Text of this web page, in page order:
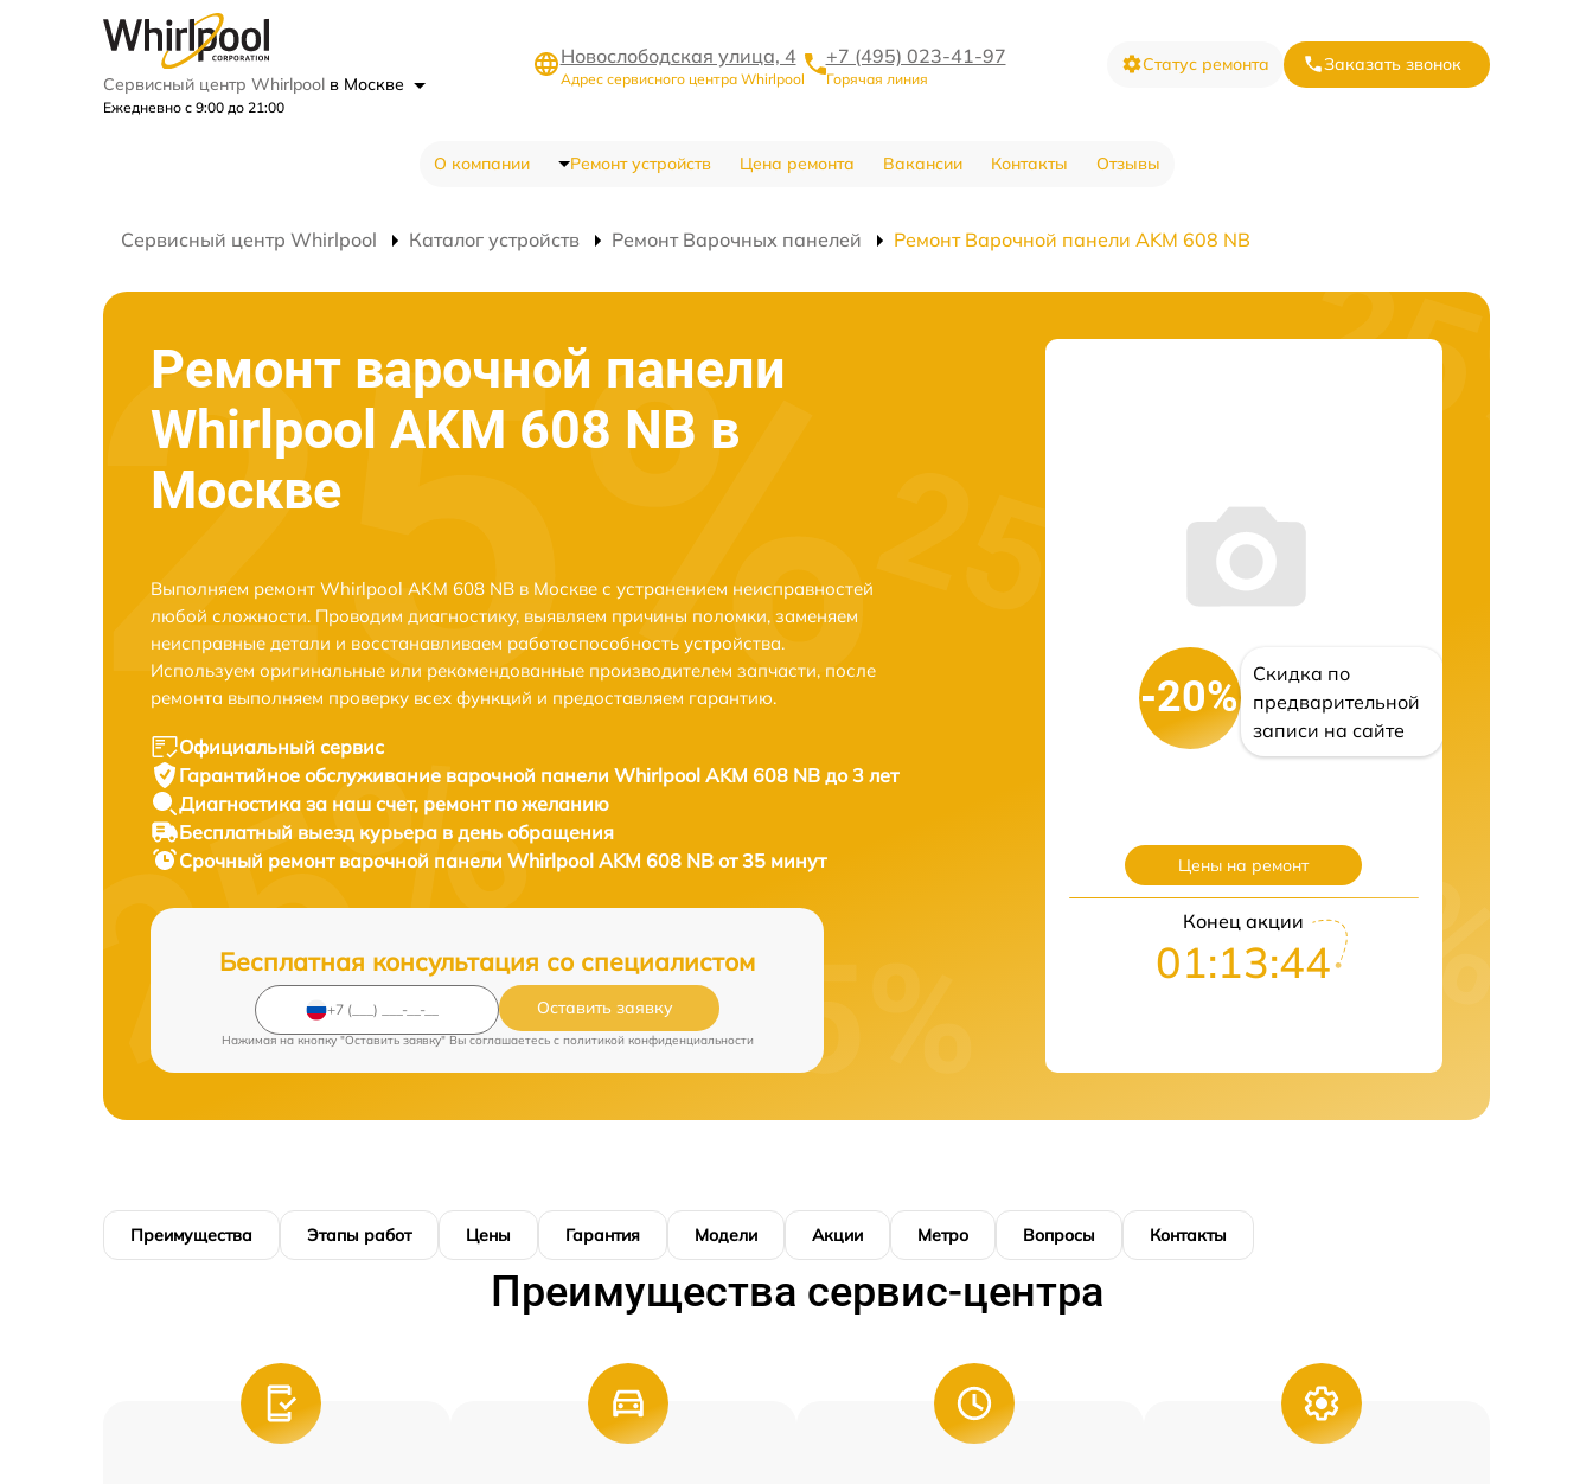
Сервисный центр Whirlpool в Москве
Ежедневно с 9:00 до 21:00
Новослободская улица, 4
Адрес сервисного центра Whirlpool
+7 (495) 023-41-97
Горячая линия
Статус ремонта Заказать звонок
О компании Ремонт устройств Цена ремонта Вакансии Контакты Отзывы
Сервисный центр Whirlpool Каталог устройств Ремонт Варочных панелей Ремонт Варочной панели AKM 608 NB
Ремонт варочной панели
Whirlpool AKM 608 NB в
Москве
Выполняем ремонт Whirlpool AKM 608 NB в Москве с устранением неисправностей
любой сложности. Проводим диагностику, выявляем причины поломки, заменяем
неисправные детали и восстанавливаем работоспособность устройства.
Используем оригинальные или рекомендованные производителем запчасти, после
ремонта выполняем проверку всех функций и предоставляем гарантию.
Официальный сервис
Гарантийное обслуживание варочной панели Whirlpool AKM 608 NB до 3 лет
Диагностика за наш счет, ремонт по желанию
Бесплатный выезд курьера в день обращения
Срочный ремонт варочной панели Whirlpool AKM 608 NB от 35 минут
Бесплатная консультация со специалистом
Оставить заявку
Нажимая на кнопку "Оставить заявку" Вы соглашаетесь c политикой конфиденциальности
-20%
Скидка по
предварительной
записи на сайте
Цены на ремонт
Конец акции
01:13:43
Преимущества Этапы работ Цены Гарантия Модели Акции Метро Вопросы Контакты
Преимущества сервис-центра